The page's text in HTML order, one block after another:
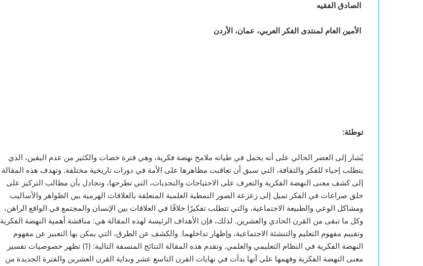
الصادق الفقيه
الأمين العام لمنتدى الفكر العربي، عمان، الأردن
توطئة:
يًشار إلى العصر الحالي على أنه يحمل في طياته ملامح نهضة فكرية، وهي فترة خضات والكثير من عدم اليقين، الذي
يتطلب إحياء للفكر والثقافة، التي سبق أن تعاقبت مظاهرها على الأمة في دورات تاريخية مختلفة. وتهدف هذه المقالة
إلى كشف معنى النهضة الفكرية والتعرف على الاحتياجات والتحديات، التي تطرحها، وتجادل بأن مطالب التركيز على
خلق صراعات في الفكر تميل إلى زعزعة الصور النمطية العلمية المتعلقة بالعلاقات الهرمية بين الظواهر والأساليب
ومشاكل الوعي والطبيعة الاجتماعية، والتي تتطلب تفكيرًا خلاقًا في العلاقات بين الإنسان والمجتمع في الواقع الراهن،
وكل ما تبقى من القرن الحادي والعشرين. لذلك، فإن الأهداف الرئيسة لهذه المقالة هي: مناقشة أهمية النهضة الفكرية
وتقييم مفهوم التعليم والتنشئة الاجتماعية، وإظهار تداخلهما. والكشف عن الطرق، التي يمكن بها التعبير عن مفهوم
النهضة الفكرية في النظام التعليمي والعلمي. وتقدم هذه المقالة النتائج المتسقة التالية: (1) تظهر خصوصيات تفسير
معنى النهضة الفكرية وفهمها على أنها بدأت في نهايات القرن التاسع عشر وبداية القرن العشرين والفترة الجديدة من